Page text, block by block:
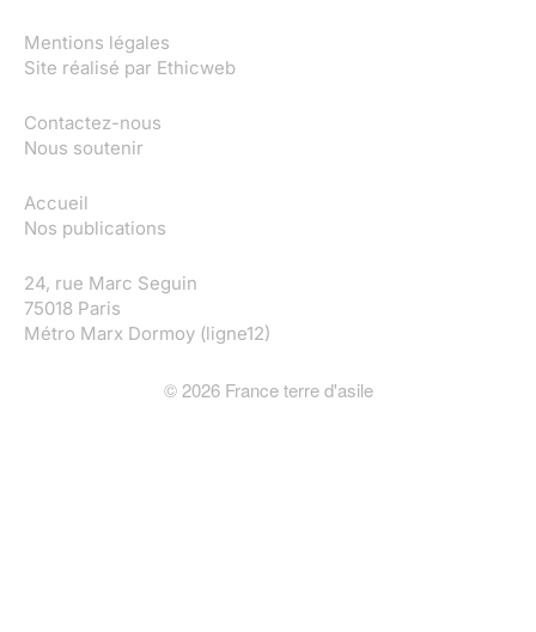
Mentions légales
Site réalisé par Ethicweb
Contactez-nous
Nous soutenir
Accueil
Nos publications
24, rue Marc Seguin
75018 Paris
Métro Marx Dormoy (ligne12)
© 2026France terre d'asile